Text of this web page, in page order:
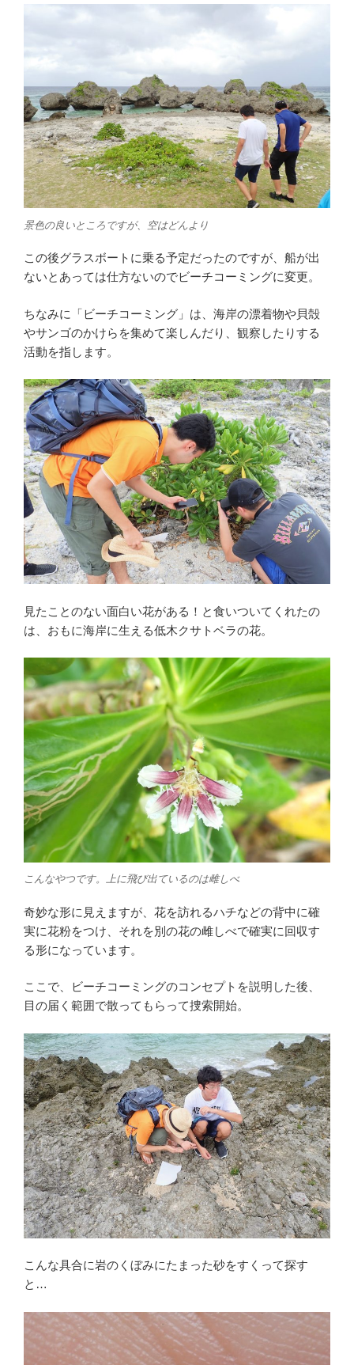
景色の良いところですが、空はどんより
この後グラスボートに乗る予定だったのですが、船が出
ないとあっては仕方ないのでビーチコーミングに変更。
ちなみに「ビーチコーミング」は、海岸の漂着物や貝殻
やサンゴのかけらを集めて楽しんだり、観察したりする
活動を指します。
見たことのない面白い花がある！と食いついてくれたの
は、おもに海岸に生える低木クサトベラの花。
こんなやつです。上に飛び出ているのは雌しべ
奇妙な形に見えますが、花を訪れるハチなどの背中に確
実に花粉をつけ、それを別の花の雌しべで確実に回収す
る形になっています。
ここで、ビーチコーミングのコンセプトを説明した後、
目の届く範囲で散ってもらって捜索開始。
こんな具合に岩のくぼみにたまった砂をすくって探す
と…